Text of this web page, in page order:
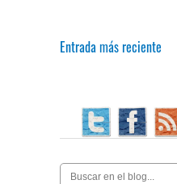
Entrada más reciente